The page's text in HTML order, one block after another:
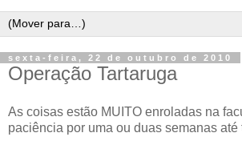
sexta-feira, 22 de outubro de 2010
Operação Tartaruga
As coisas estão MUITO enroladas na
paciência por uma ou duas semanas até